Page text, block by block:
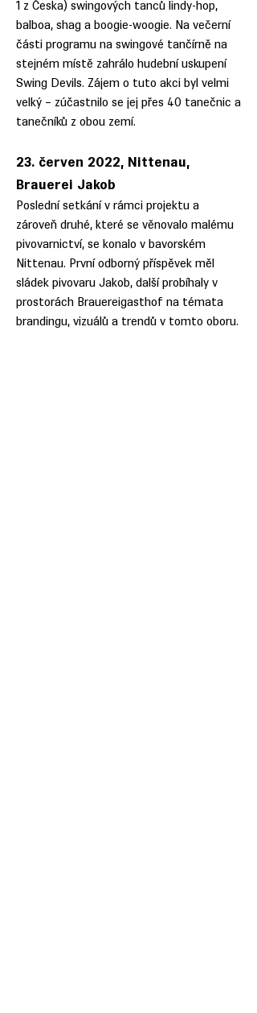
1 z Česka) swingových tanců lindy-hop,
balboa, shag a boogie-woogie. Na večerní
části programu na swingové tančírně na
stejném místě zahrálo hudební uskupení
Swing Devils. Zájem o tuto akci byl velmi
velký – zúčastnilo se jej přes 40 tanečnic a
tanečníků z obou zemí.
23. červen 2022, Nittenau,
Brauerei Jakob
Poslední setkání v rámci projektu a
zároveň druhé, které se věnovalo malému
pivovarnictví, se konalo v bavorském
Nittenau. První odborný příspěvek měl
sládek pivovaru Jakob, další probíhaly v
prostorách Brauereigasthof na témata
brandingu, vizuálů a trendů v tomto oboru.